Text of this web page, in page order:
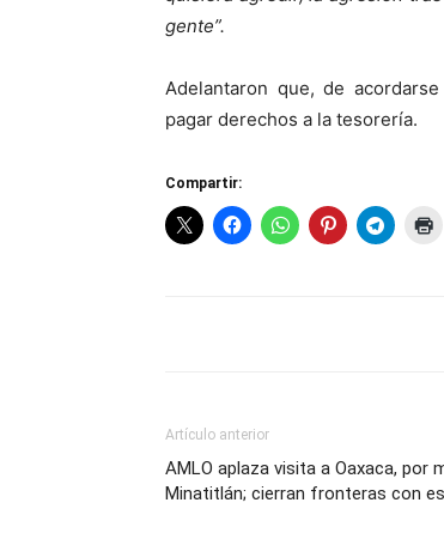
gente”.
Adelantaron que, de
pagar derechos a la tesorería.
Compartir:
Artículo anterior
AMLO aplaza visita a Oaxaca, por
Minatitlán; cierran fronteras con